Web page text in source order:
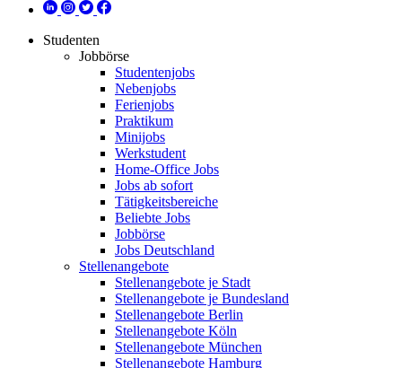
Studenten
Jobbörse
Studentenjobs
Nebenjobs
Ferienjobs
Praktikum
Minijobs
Werkstudent
Home-Office Jobs
Jobs ab sofort
Tätigkeitsbereiche
Beliebte Jobs
Jobbörse
Jobs Deutschland
Stellenangebote
Stellenangebote je Stadt
Stellenangebote je Bundesland
Stellenangebote Berlin
Stellenangebote Köln
Stellenangebote München
Stellenangebote Hamburg